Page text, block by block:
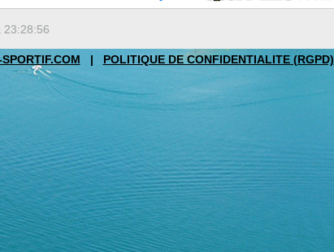
23:28:56
| POLITIQUE DE CONFIDENTIALITE (RGPD)